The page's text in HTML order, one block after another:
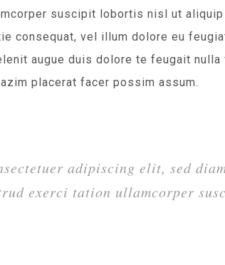
suscipit lobortis nisl ut
consequat, vel illum dolore eu
augue duis dolore te feugait
placerat facer possim assum.
adipiscing elit, sed
exerci tation ullamcorper